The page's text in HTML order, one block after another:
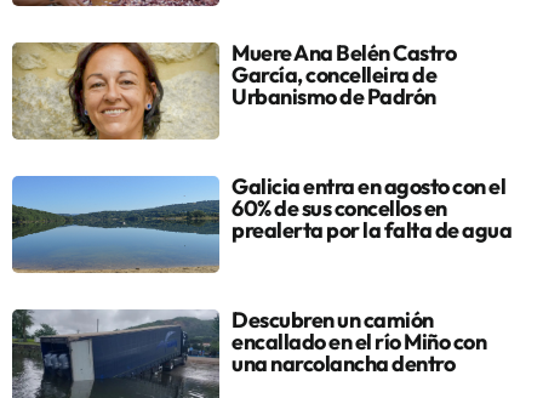
Muere Ana Belén Castro
García, concelleira de
Urbanismo de Padrón
Galicia entra en agosto con el
60% de sus concellos en
prealerta por la falta de agua
Descubren un camión
encallado en el río Miño con
una narcolancha dentro